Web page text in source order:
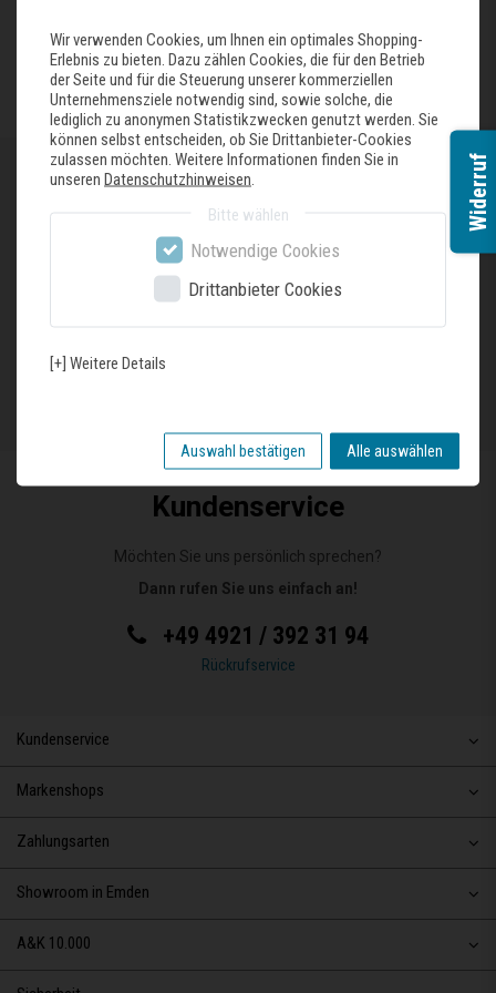
FAQ besuchen
Öffnungszeiten
Öffnungszeiten
Tag
Uhrzeiten
Mo - Fr
Kundenservice
Möchten Sie uns persönlich sprechen?
Dann rufen Sie uns einfach an!
+49 4921 / 392 31 94
Rückrufservice
Kundenservice
Markenshops
Zahlungsarten
Showroom in Emden
A&K 10.000
Wir verwenden Cookies, um Ihnen ein optimales Shopping-
Erlebnis zu bieten. Dazu zählen Cookies, die für den Betrieb
der Seite und für die Steuerung unserer kommerziellen
Unternehmensziele notwendig sind, sowie solche, die
lediglich zu anonymen Statistikzwecken genutzt werden. Sie
können selbst entscheiden, ob Sie Drittanbieter-Cookies
zulassen möchten. Weitere Informationen finden Sie in
unseren Datenschutzhinweisen
Bitte wählen
Notwendige Cookies
Drittanbieter Cookies
[+] Weitere Details
Auswahl bestätigen Alle auswählen
Widerruf